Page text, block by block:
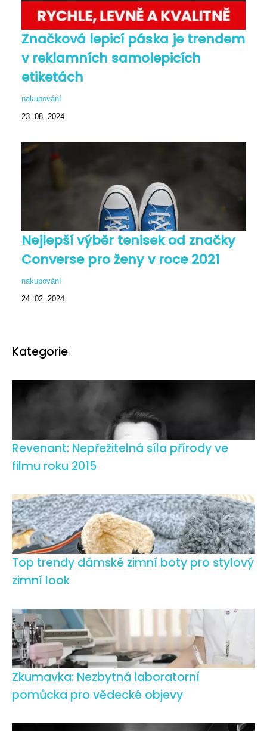
Značková lepicí páska je trendem
v reklamních samolepicích
etiketách
nakupování
23. 08. 2024
Nejlepší výběr tenisek od značky
Converse pro ženy v roce 2021
nakupování
24. 02. 2024
Kategorie
Revenant: Nepřežitelná síla přírody ve
filmu roku 2015
Top trendy dámské zimní boty pro stylový
zimní look
Zkumavka: Nezbytná laboratorní
pomůcka pro vědecké objevy